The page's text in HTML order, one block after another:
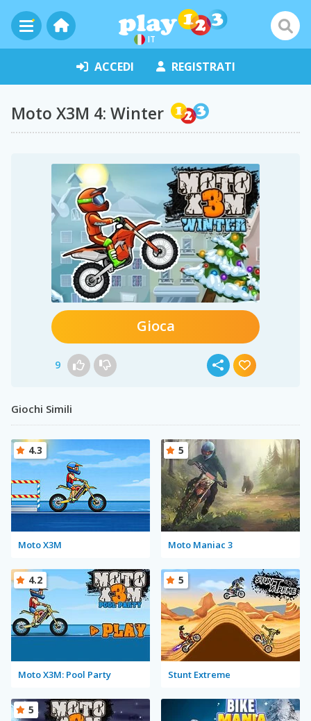
IT
ACCEDI REGISTRATI
Moto X3M 4: Winter
Gioca
9
Giochi Simili
Moto X3M
4.3
Moto Maniac 3
5
Moto X3M: Pool Party
4.2
Stunt Extreme
5
5